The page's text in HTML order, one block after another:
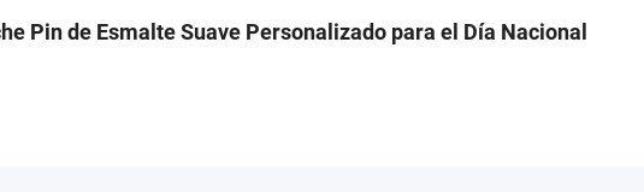
Pin de Esmalte Suave Personalizado para el Día Nacional